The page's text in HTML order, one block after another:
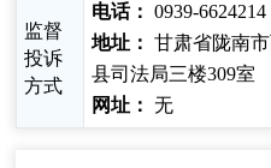
监督
投诉
方式
电话： 0939-6624214
地址： 甘肃省陇南
县司法局三楼309室
网址： 无